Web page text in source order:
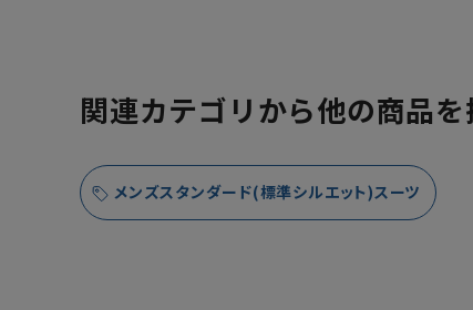
関連カテゴリから他の商品を
メンズスタンダード(標準シルエット)スーツ